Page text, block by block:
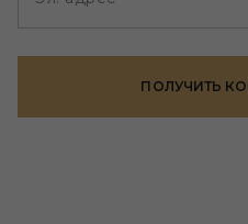
ПОЛУЧИТЬ